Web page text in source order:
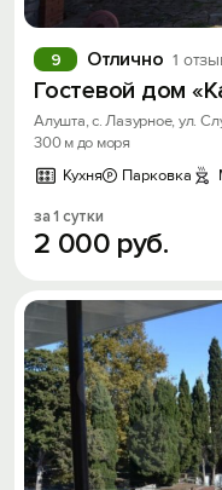
Отлично 1
9
Гостевой дом
Алушта, с. Лазурное, ул.
300 м до моря
Кухня
Парковка
за 1 сутки
2 000 руб.